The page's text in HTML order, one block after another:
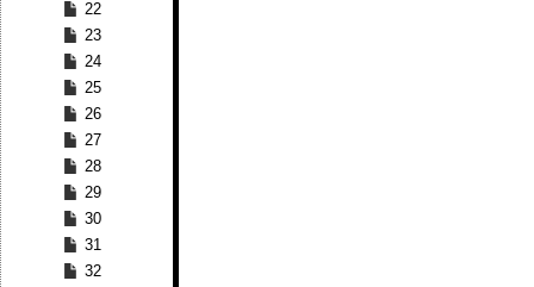
22
23
24
25
26
27
28
29
30
31
32